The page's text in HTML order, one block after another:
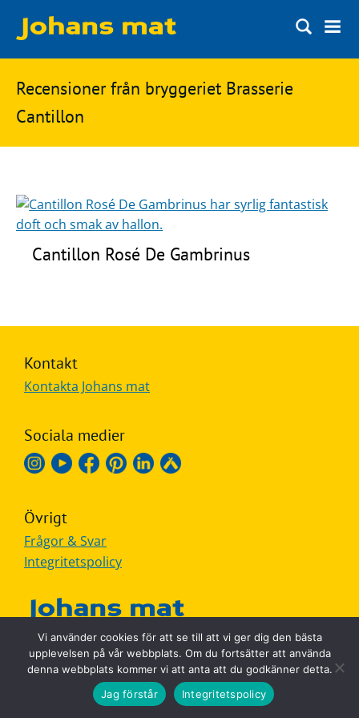
Matbloggen
Innertemperaturer
Ingredienser
Matsnack
Ölbloggen
Ölsnack
Topplistan
Kontakt
Frågor
svar
Ölprovning
Sök
på
Johans
Sök
Recensioner från bryggeriet Brasserie
Cantillon
Cantillon Rosé De Gambrinus
Kontakt
Kontakta Johans mat
Sociala medier
Övrigt
Frågor & Svar
Integritetspolicy
MADE IN SWEDEN
Vi använder cookies för att se till att vi ger dig den bästa
upplevelsen på vår webbplats. Om du fortsätter att använda
denna webbplats kommer vi att anta att du godkänner detta.
Jag förstår
Integritetspolicy